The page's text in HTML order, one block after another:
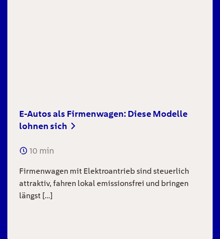
E-Autos als Firmenwagen: Diese Modelle
lohnen sich
10 min
Firmenwagen mit Elektroantrieb sind steuerlich
attraktiv, fahren lokal emissionsfrei und bringen
längst […]